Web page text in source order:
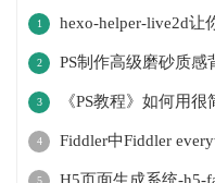
1 hexo-helper-live2d让
2 PS制作高级磨砂质感
3 《PS教程》如何用很简
4 Fiddler中Fiddler everywhere、
H5页面生成系统-h5-